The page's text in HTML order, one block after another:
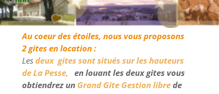
Au coeur des étoiles, nous vous proposons
2 gites en location :
Lesdeux gites sont situés sur les hauteurs
de La Pesse,
en louant les deux gites vous
obtiendrez un Grand Gite Gestion librede